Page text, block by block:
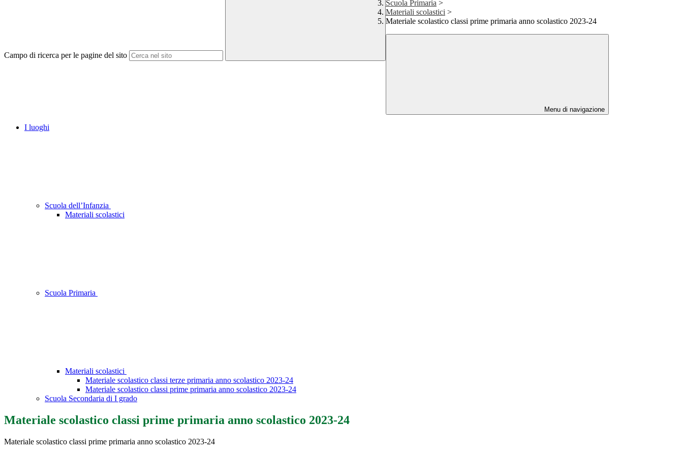
Campo di ricerca per le pagine del sito
Scuola Primaria >
Materiali scolastici >
Materiale scolastico classi prime primaria anno scolastico 2023-24
Menu di navigazione
I luoghi
Scuola dell’Infanzia
Materiali scolastici
Scuola Primaria
Materiali scolastici
Materiale scolastico classi terze primaria anno scolastico 2023-24
Materiale scolastico classi prime primaria anno scolastico 2023-24
Scuola Secondaria di I grado
Materiale scolastico classi prime primaria anno scolastico 2023-24
Materiale scolastico classi prime primaria anno scolastico 2023-24